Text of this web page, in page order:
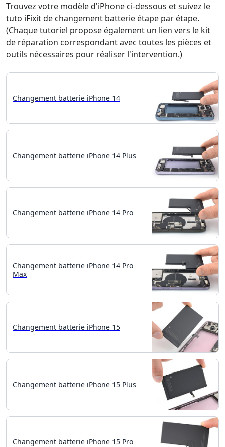
Trouvez votre modèle d'iPhone ci-dessous et suivez le
tuto iFixit de changement batterie étape par étape.
(Chaque tutoriel propose également un lien vers le kit
de réparation correspondant avec toutes les pièces et
outils nécessaires pour réaliser l'intervention.)
Changement batterie iPhone 14
Changement batterie iPhone 14 Plus
Changement batterie iPhone 14 Pro
Changement batterie iPhone 14 Pro
Max
Changement batterie iPhone 15
Changement batterie iPhone 15 Plus
Changement batterie iPhone 15 Pro